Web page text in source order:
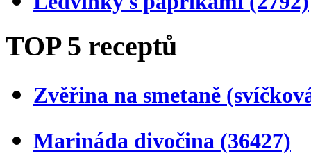
TOP 5 receptů
Zvěřina na smetaně
Marináda divočina (36427)